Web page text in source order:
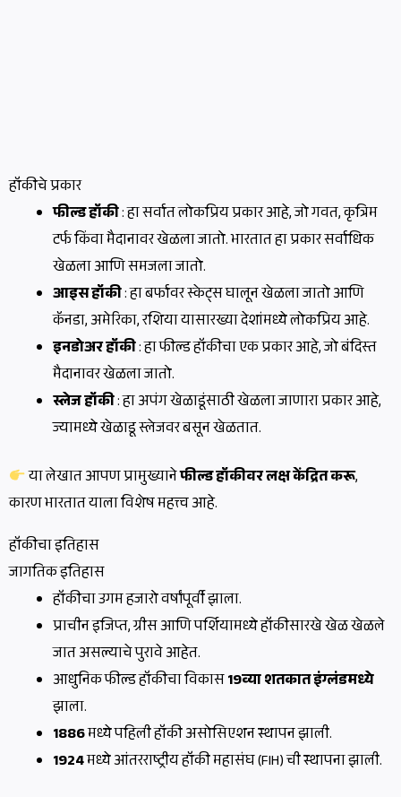
हॉकीचे प्रकार
फील्ड हॉकी: हा सर्वात लोकप्रिय प्रकार आहे, जो गवत, कृत्रिम
टर्फ किंवा मैदानावर खेळला जातो. भारतात हा प्रकार सर्वाधिक
खेळला आणि समजला जातो.
आइस हॉकी: हा बर्फावर स्केट्स घालून खेळला जातो आणि
कॅनडा, अमेरिका, रशिया यासारख्या देशांमध्ये लोकप्रिय आहे.
इनडोअर हॉकी: हा फील्ड हॉकीचा एक प्रकार आहे, जो बंदिस्त
मैदानावर खेळला जातो.
स्लेज हॉकी: हा अपंग खेळाडूंसाठी खेळला जाणारा प्रकार आहे,
ज्यामध्ये खेळाडू स्लेजवर बसून खेळतात.
या लेखात आपण प्रामुख्यानेफील्ड हॉकीवर लक्ष केंद्रित करू,
कारण भारतात याला विशेष महत्त्व आहे.
हॉकीचा इतिहास
जागतिक इतिहास
हॉकीचा उगम हजारो वर्षांपूर्वी झाला.
प्राचीन इजिप्त, ग्रीस आणि पर्शियामध्ये हॉकीसारखे खेळ खेळले
जात असल्याचे पुरावे आहेत.
आधुनिक फील्ड हॉकीचा विकास19व्या शतकात इंग्लंडमध्ये
झाला.
1886मध्ये पहिली हॉकी असोसिएशन स्थापन झाली.
1924मध्ये आंतरराष्ट्रीय हॉकी महासंघ (FIH) ची स्थापना झाली.